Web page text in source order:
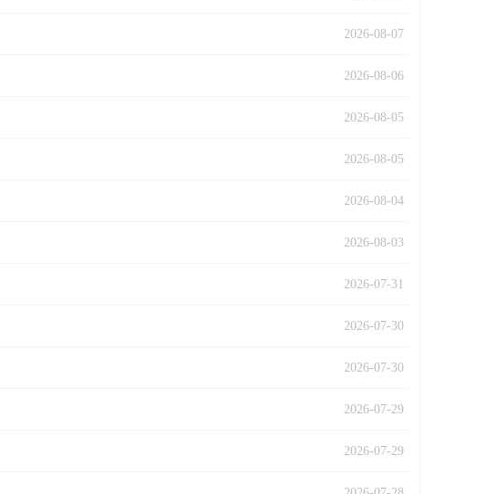
2026-08-07
2026-08-06
2026-08-05
2026-08-05
2026-08-04
2026-08-03
2026-07-31
2026-07-30
2026-07-30
2026-07-29
2026-07-29